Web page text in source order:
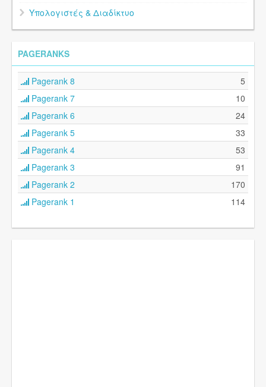
Υπολογιστές & Διαδίκτυο
PAGERANKS
Pagerank 8
5
Pagerank 7
10
Pagerank 6
24
Pagerank 5
33
Pagerank 4
53
Pagerank 3
91
Pagerank 2
170
Pagerank 1
114